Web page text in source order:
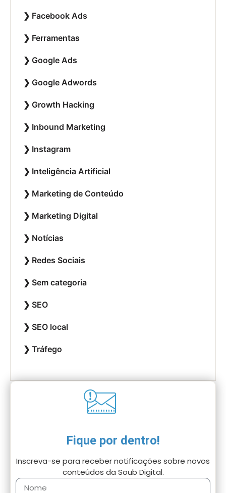
Facebook Ads
Ferramentas
Google Ads
Google Adwords
Growth Hacking
Inbound Marketing
Instagram
Inteligência Artificial
Marketing de Conteúdo
Marketing Digital
Notícias
Redes Sociais
Sem categoria
SEO
SEO local
Tráfego
Fique por dentro!
Inscreva-se para receber notificações sobre novos
conteúdos da Soub Digital.